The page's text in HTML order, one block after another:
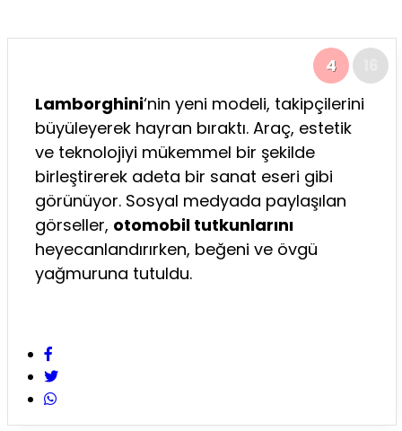
4
Lamborghini‘nin yeni modeli, takipçilerini
büyüleyerek hayran bıraktı. Araç, estetik
ve teknolojiyi mükemmel bir şekilde
birleştirerek adeta bir sanat eseri gibi
görünüyor. Sosyal medyada paylaşılan
görseller, otomobil tutkunlarını
heyecanlandırırken, beğeni ve övgü
yağmuruna tutuldu.